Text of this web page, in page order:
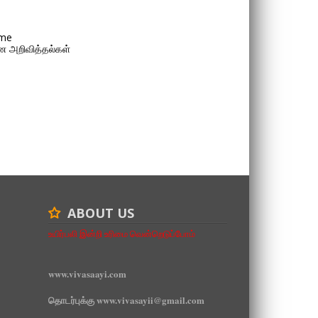
அறிவித்தல்கள்
ABOUT US
உயிர்பலி இன்றி உரிமை வென்றெடுப்போம்
www.vivasaayi.com
தொடர்புக்கு www.vivasayii@gmail.com